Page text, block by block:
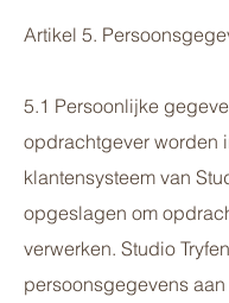
Artikel 5.
5.1 Persoonlijke
opdrachtgever worden
klantensysteem van
opgeslagen om
verwerken. Studio
persoonsgegevens